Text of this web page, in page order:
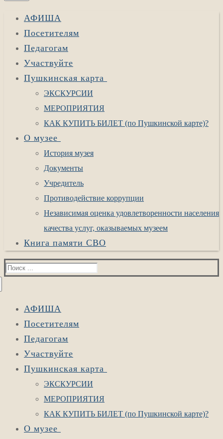
АФИША
Посетителям
Педагогам
Участвуйте
Пушкинская карта
ЭКСКУРСИИ
МЕРОПРИЯТИЯ
КАК КУПИТЬ БИЛЕТ (по Пушкинской карте)?
О музее
История музея
Документы
Учредитель
Противодействие коррупции
Независимая оценка удовлетворенности населения
качества услуг, оказываемых музеем
Книга памяти СВО
Найти:
АФИША
Посетителям
Педагогам
Участвуйте
Пушкинская карта
ЭКСКУРСИИ
МЕРОПРИЯТИЯ
КАК КУПИТЬ БИЛЕТ (по Пушкинской карте)?
О музее